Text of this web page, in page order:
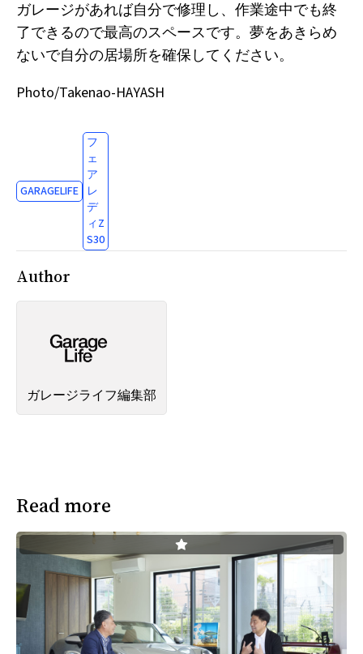
ガレージがあれば自分で修理し、作業途中でも終
了できるので最高のスペースです。夢をあきらめ
ないで自分の居場所を確保してください。
Photo/Takenao-HAYASH
GARAGELIFE
フ
ェ
ア
レ
デ
ィZ
S30
Author
ガレージライフ編集部
Read more